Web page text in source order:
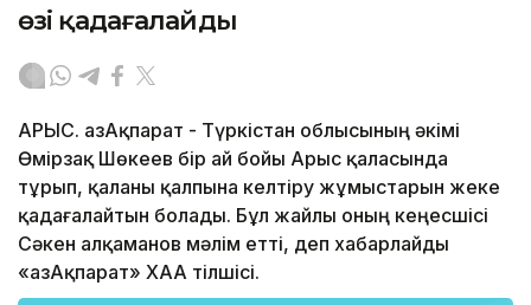
өзі қадағалайды
АРЫС. ҚазАқпарат - Түркістан облысының әкімі
Өмірзақ Шөкеев бір ай бойы Арыс қаласында
тұрып, қаланы қалпына келтіру жұмыстарын жеке
қадағалайтын болады. Бұл жайлы оның кеңесшісі
Сәкен Қалқаманов мәлім етті, деп хабарлайды
«ҚазАқпарат» ХАА тілшісі.